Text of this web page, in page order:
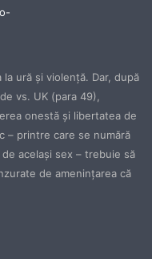
ură şi violenţă. Dar, după
vs. UK (para 49),
onestă şi libertatea de
– printre care se numără
acelaşi sex – trebuie să
de ameninţarea că